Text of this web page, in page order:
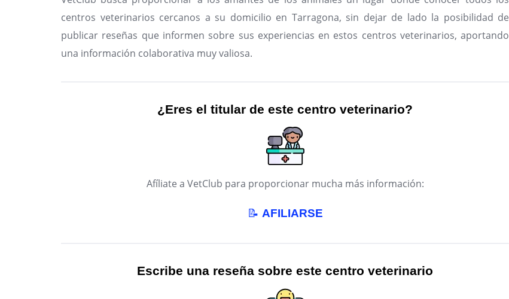
centros veterinarios cercanos a su domicilio en Tarragona, sin dejar de lado la posibilidad de
publicar reseñas que informen sobre sus experiencias en estos centros veterinarios, aportando
una información colaborativa muy valiosa.
¿Eres el titular de este centro veterinario?
Afíliate a VetClub para proporcionar mucha más información:
📝 AFILIARSE
Escribe una reseña sobre este centro veterinario